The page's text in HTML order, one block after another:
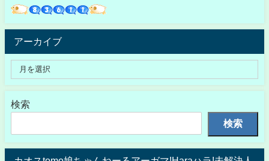
アーカイブ
検索
検索